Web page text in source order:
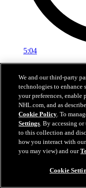
5:04
Zostrih: Edmonton -
25. máj 2025
We and our third-party
technologies to enhance
your preferences,
NHL.com, and as
Cookie Policy. To
Settings. By accessing
to this collection and
how you interact with
you may view) and our
Cookie